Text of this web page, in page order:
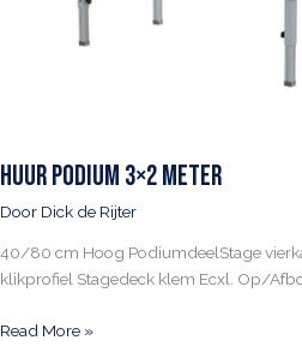
Huur Podium 3×2 meter
Door Dick de Rijter
40/80 cm Hoog PodiumdeelStage
klikprofiel Stagedeck klem Ecxl. Op/
Huur
Read More »